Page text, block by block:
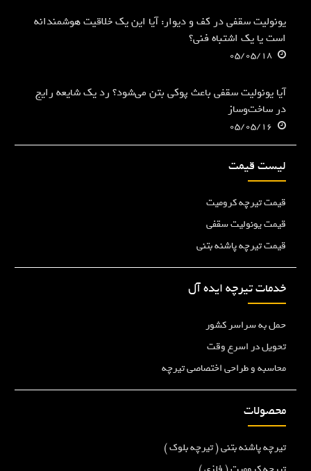
یونولیت سقفی در کف و دیوار: آیا این یک خلاقیت هوشمندانه
است یا یک اشتباه فنی؟
05/05/18
آیا یونولیت سقفی باعث پوکی بتن می‌شود؟ رد یک شایعه رایج
در ساخت‌وساز
05/05/16
لیست قیمت
قیمت تیرچه کرومیت
قیمت یونولیت سقفی
قیمت تیرچه پاشنه بتنی
خدمات تیرچه ایده آل
حمل به سراسر کشور
تحویل در اسرع وقت
محاسبه و طراحی اختصاصی تیرچه
محصولات
تیرچه پاشنه بتنی ( تیرچه بلوک )